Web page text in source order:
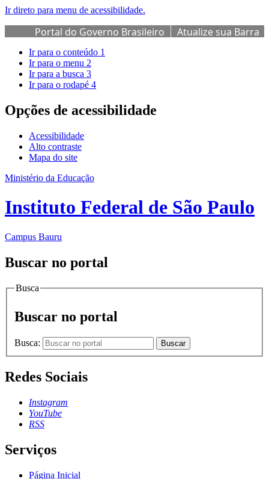
Ir direto para menu de acessibilidade.
Portal do Governo Brasileiro
Atualize sua Barra
de Governo
Ir para o conteúdo 1
Ir para o menu 2
Ir para a busca 3
Ir para o rodapé 4
Opções de acessibilidade
Acessibilidade
Alto contraste
Mapa do site
Ministério da Educação
Instituto Federal de São Paulo
Campus Bauru
Buscar no portal
Busca
Buscar no portal
Busca: Buscar
Redes Sociais
Instagram
YouTube
RSS
Serviços
Página Inicial